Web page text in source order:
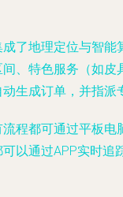
了地理定位与智
、特色服务（如
生成订单，并指派
程都可通过平板
以通过APP实时